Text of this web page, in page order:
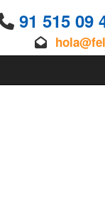
91 515 09